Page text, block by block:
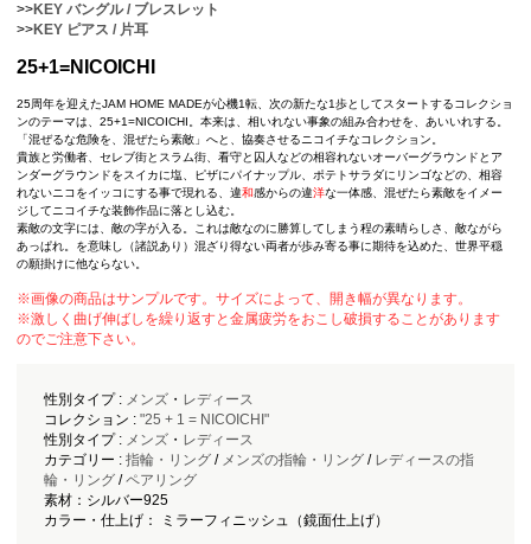
>>KEY バングル / ブレスレット
>>KEY ピアス / 片耳
25+1=NICOICHI
25周年を迎えたJAM HOME MADEが心機1転、次の新たな1歩としてスタートするコレクショ
ンのテーマは、25+1=NICOICHI。本来は、相いれない事象の組み合わせを、あいいれする。
「混ぜるな危険を、混ぜたら素敵」へと、協奏させるニコイチなコレクション。
貴族と労働者、セレブ街とスラム街、看守と囚人などの相容れないオーバーグラウンドとア
ンダーグラウンドをスイカに塩、ピザにパイナップル、ポテトサラダにリンゴなどの、相容
れないニコをイッコにする事で現れる、違和感からの違洋な一体感、混ぜたら素敵をイメー
ジしてニコイチな装飾作品に落とし込む。
素敵の文字には、敵の字が入る。これは敵なのに勝算してしまう程の素晴らしさ、敵ながら
あっぱれ。を意味し（諸説あり）混ざり得ない両者が歩み寄る事に期待を込めた、世界平穏
の願掛けに他ならない。
※画像の商品はサンプルです。サイズによって、開き幅が異なります。
※激しく曲げ伸ばしを繰り返すと金属疲労をおこし破損することがあります
のでご注意下さい。
性別タイプ : メンズ・ レディース
コレクション : "25 + 1 = NICOICHI"
性別タイプ : メンズ・ レディース
カテゴリー : 指輪・リング/ メンズの指輪・リング/ レディースの指
輪・リング/ペアリング
素材：シルバー925
カラー・仕上げ： ミラーフィニッシュ（鏡面仕上げ）